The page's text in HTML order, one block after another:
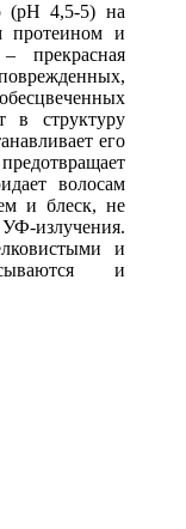
(pH 4,5-5) на
протеином и
прекрасная
в структуру
его
волосам
и блеск, не
излучения.
и
и